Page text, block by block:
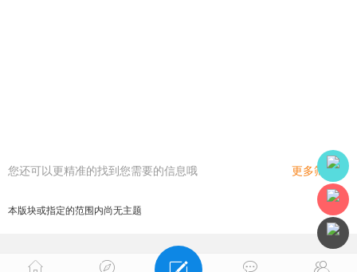
您还可以更精准的找到您需要的信息哦 更多筛选
本版块或指定的范围内尚无主题